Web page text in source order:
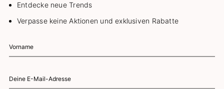
Entdecke neue Trends
Verpasse keine Aktionen und exklusiven Rabatte